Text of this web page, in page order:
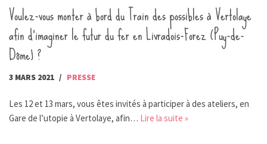
Voulez-vous monter à bord du Train des possibles à Vertolaye
afin d’imaginer le futur du fer en Livradois-Forez (Puy-de-
Dôme) ?
3 MARS 2021 PRESSE
Les 12 et 13 mars, vous êtes invités à participer à des ateliers, en
Gare de l’utopie à Vertolaye, afin… Lire la suite »